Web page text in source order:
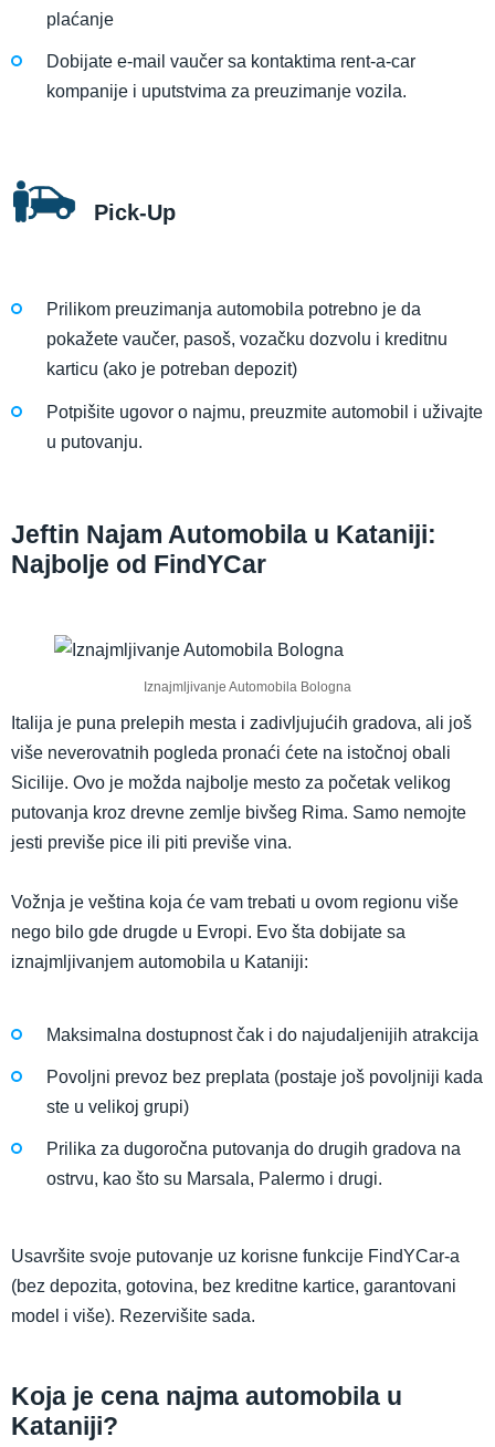
plaćanje
Dobijate e-mail vaučer sa kontaktima rent-a-car
kompanije i uputstvima za preuzimanje vozila.
Pick-Up
Prilikom preuzimanja automobila potrebno je da
pokažete vaučer, pasoš, vozačku dozvolu i kreditnu
karticu (ako je potreban depozit)
Potpišite ugovor o najmu, preuzmite automobil i uživajte
u putovanju.
Jeftin Najam Automobila u Kataniji:
Najbolje od FindYCar
Iznajmljivanje Automobila Bologna
Italija je puna prelepih mesta i zadivljujućih gradova, ali još
više neverovatnih pogleda pronaći ćete na istočnoj obali
Sicilije. Ovo je možda najbolje mesto za početak velikog
putovanja kroz drevne zemlje bivšeg Rima. Samo nemojte
jesti previše pice ili piti previše vina.
Vožnja je veština koja će vam trebati u ovom regionu više
nego bilo gde drugde u Evropi. Evo šta dobijate sa
iznajmljivanjem automobila u Kataniji:
Maksimalna dostupnost čak i do najudaljenijih atrakcija
Povoljni prevoz bez preplata (postaje još povoljniji kada
ste u velikoj grupi)
Prilika za dugoročna putovanja do drugih gradova na
ostrvu, kao što su Marsala, Palermo i drugi.
Usavršite svoje putovanje uz korisne funkcije FindYCar-a
(bez depozita, gotovina, bez kreditne kartice, garantovani
model i više). Rezervišite sada.
Koja je cena najma automobila u
Kataniji?